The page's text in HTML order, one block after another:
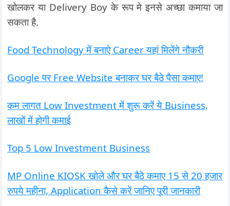
खोलकर या Delivery Boy के रूप मे इनसे अच्छा कमाया जा
सकता है.
Food Technology में बनाऐ Career यहां मिलेंगे नौकरी
Google पर Free Website बनाकर घर बैठे पैसा कमाए!
कम लागत Low Investment में शुरू करें ये Business,
लाखों में होगी कमाई
Top 5 Low Investment Business
MP Online KIOSK खोले और घर बैठे कमाए 15 से 20 हजार
रुपये महीना, Application कैसे करें जानिए पूरी जानकारी